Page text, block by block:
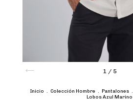
1 / 5
Inicio . Colección Hombre . Pantalones .
Lobos Azul Marino